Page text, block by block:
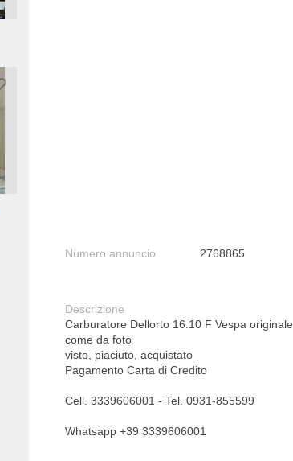
Numero annuncio 2768865
Descrizione
Carburatore Dellorto 16.10 F Vespa originale
come da foto
visto, piaciuto, acquistato
Pagamento Carta di Credito
Cell. 3339606001 - Tel. 0931-855599
Whatsapp +39 3339606001